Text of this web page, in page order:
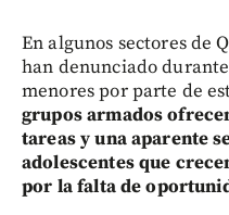
En algunos sectores de
han denunciado
menores por parte de
grupos armados
tareas y una aparente
adolescentes que
por la falta de